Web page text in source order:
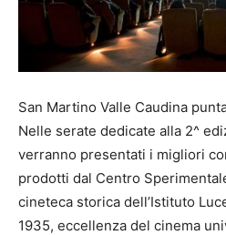
San Martino Valle Caudina
Nelle serate dedicate alla 2^
verranno presentati i migliori
prodotti dal Centro
cineteca storica dell’Istituto
1935, eccellenza del cinema